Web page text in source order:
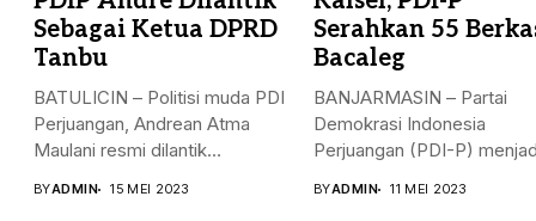
Sebagai Ketua DPRD
Tanbu
BATULICIN – Politisi muda PDI
Perjuangan, Andrean Atma
Maulani resmi dilantik
BYADMIN 15 MEI 2023
Serahkan 55
Bacaleg
BANJARMASIN – Partai
Demokrasi Indonesia
Perjuangan (PDI-P)
BYADMIN 11 MEI 2023